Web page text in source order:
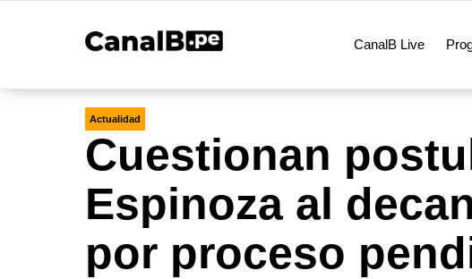
CanalB Live
Actualidad
Cuestionan
Espinoza al
por proceso